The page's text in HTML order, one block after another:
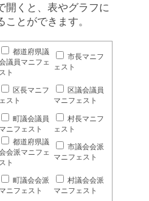
開くと、表やグラフに
ことができます。
都道府県議
議員マニフェ
スト
市長マニフ
ェスト
区長マニフ
ェスト
区議会議員
マニフェスト
町議会議員
マニフェスト
村長マニフ
ェスト
都道府県議
会派マニフェ
スト
市議会会派
マニフェスト
町議会会派
マニフェスト
村議会会派
マニフェスト